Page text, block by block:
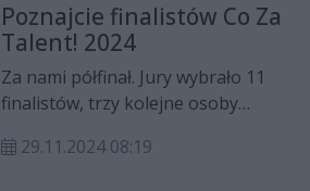
(05.12) kolejny odcinek. Obejrzymy
w nim występy wszystkich
finalistów, których będzie można
zobaczyć na wielkiej scenie 14
Poznajcie finalistów Co Za
Talent! 2024
Za nami półfinał. Jury wybrało 11
finalistów, trzy kolejne osoby
Przedstawiamy Wam finalistów XI
29.11.2024 08:19